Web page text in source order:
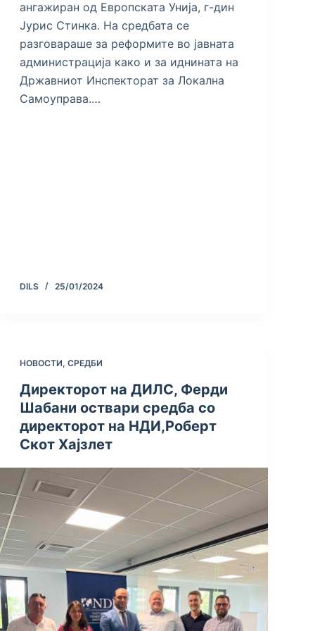
ангажиран од Европската Унија, г-дин
Јурис Стинка. На средбата се
разговараше за реформите во јавната
администрација како и за иднината на
Државниот Инспекторат за Локална
Самоуправа.…
DILS 25/01/2024
НОВОСТИ, СРЕДБИ
Директорот на ДИЛС, Ферди
Шабани оствари средба со
директорот на НДИ,Роберт
Скот Хајзлет